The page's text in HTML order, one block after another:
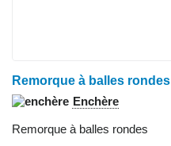
Remorque à balles rondes
Enchère
Remorque à balles rondes